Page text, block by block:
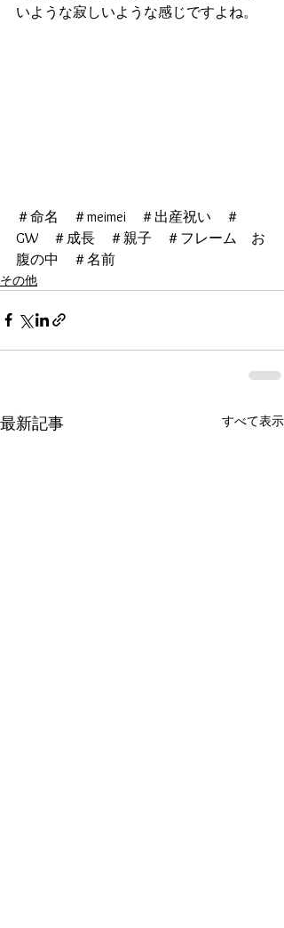
いような寂しいような感じですよね。
＃命名　＃meimei　＃出産祝い　＃
GW　＃成長　＃親子　＃フレーム　お
腹の中　＃名前
その他
最新記事 すべて表示